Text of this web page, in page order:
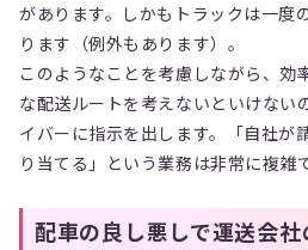
があります。しかもトラックは一度
ります（例外もあります）。
このようなことを考慮しながら、効
な配送ルートを考えないといけない
イバーに指示を出します。「自社が
り当てる」という業務は非常に複雑
配車の良し悪しで運送会